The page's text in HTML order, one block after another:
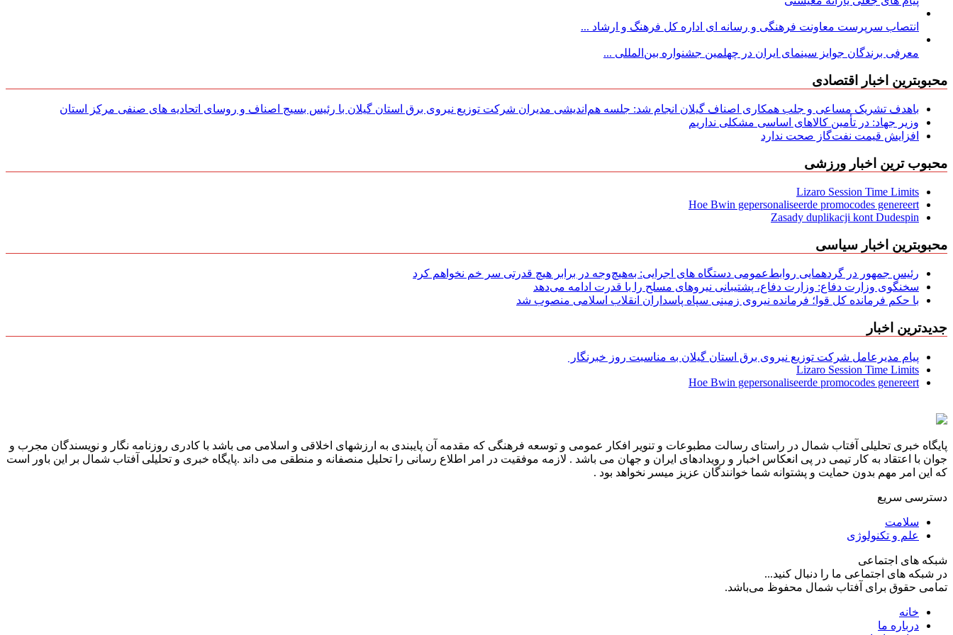
انتصاب سرپرست معاونت فرهنگی و رسانه ای اداره کل فرهنگ و ارشاد ...
معرفی برندگان جوایز سینمای ایران در چهلمین جشنواره بین‌المللی ...
محبوبترین اخبار اقتصادی
باهدف تشریک مساعی و جلب همکاری اصناف گیلان انجام شد: جلسه هم‌اندیشی مدیران شركت توزیع نیروی برق استان گیلان با رئیس بسیج اصناف و روسای اتحادیه های صنفی مركز استان
وزیر جهاد: در تأمین کالاهای اساسی مشکلی نداریم
افزایش قیمت نفت‌گاز صحت ندارد
محبوب ترین اخبار ورزشی
Lizaro Session Time Limits
Hoe Bwin gepersonaliseerde promocodes genereert
Zasady duplikacji kont Dudespin
محبوبترین اخبار سیاسی
رئیس جمهور در گردهمایی روابط‌عمومی دستگاه های اجرایی: به‌هیچ‌وجه در برابر هیچ قدرتی سر خم نخواهم کرد
سخنگوی وزارت دفاع: وزارت دفاع، پشتیبانی نیرو‌های مسلح را با قدرت ادامه می‌دهد
با حکم فرمانده کل قوا؛ فرمانده نیروی زمینی سپاه پاسداران انقلاب اسلامی منصوب شد
جدیدترین اخبار
پیام مدیرعامل شركت توزیع نیروی برق استان گیلان به مناسبت روز خبرنگار ‌
Lizaro Session Time Limits
Hoe Bwin gepersonaliseerde promocodes genereert
پایگاه خبری تحلیلی آفتاب شمال در راستای رسالت مطبوعات و تنویر افکار عمومی و توسعه فرهنگی که مقدمه آن پایبندی به ارزشهای اخلاقی و اسلامی می باشد با کادری روزنامه نگار و نویسندگان مجرب و
جوان با اعتقاد به کار تیمی در پی انعکاس اخبار و رویدادهای ایران و جهان می باشد . لازمه موفقیت در امر اطلاع رسانی را تحلیل منصفانه و منطقی می داند .پایگاه خبری و تحلیلی آفتاب شمال بر این باور است
که این امر مهم بدون حمایت و پشتوانه شما خوانندگان عزیز میسر نخواهد بود .
دسترسی سریع
سلامت
علم و تکنولوژی
شبکه های اجتماعی
در شبکه های اجتماعی ما را دنبال کنید...
تمامی حقوق برای آفتاب شمال محفوظ می‌باشد.
خانه
درباره ما